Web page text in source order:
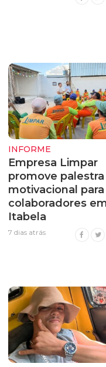
INFORME
Empresa Limpar
promove palestra
motivacional para
colaboradores
Itabela
7 dias atrás